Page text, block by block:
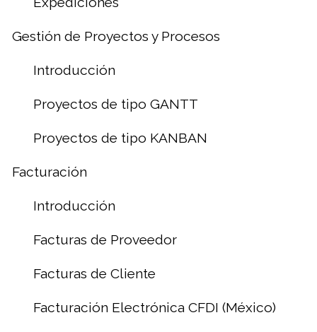
Gestión de Proyectos y Procesos
Introducción
Proyectos de tipo GANTT
Proyectos de tipo KANBAN
Facturación
Introducción
Facturas de Proveedor
Facturas de Cliente
Facturación Electrónica CFDI (México)